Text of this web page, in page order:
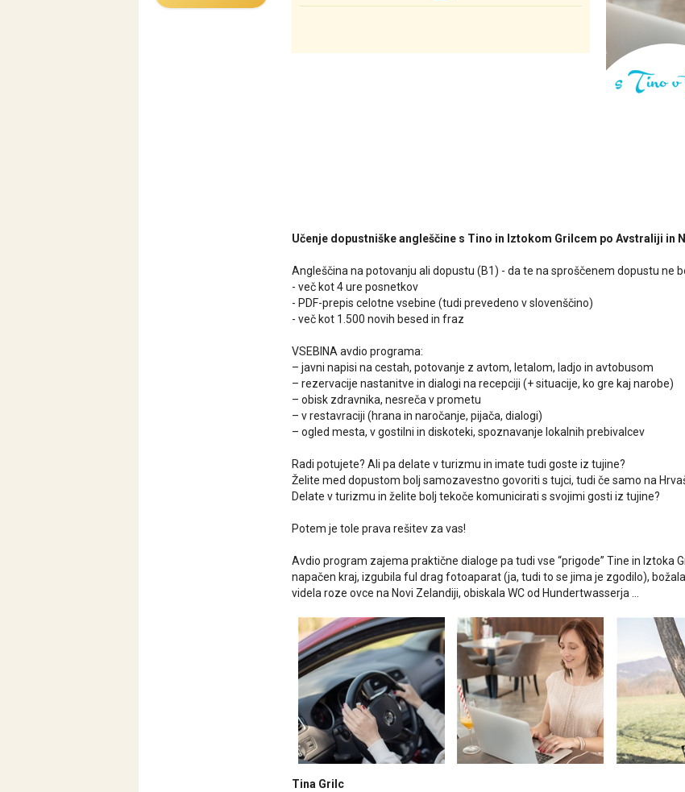
Učenje dopustniške angleščine s Tino in Iztokom Grilcem po Avstraliji in
Angleščina na potovanju ali dopustu (B1) - da te na sproščenem dopustu ne
- več kot 4 ure posnetkov
- PDF-prepis celotne vsebine (tudi prevedeno v slovenščino)
- več kot 1.500 novih besed in fraz
VSEBINA avdio programa:
– javni napisi na cestah, potovanje z avtom, letalom, ladjo in avtobusom
– rezervacije nastanitve in dialogi na recepciji (+ situacije, ko gre kaj narobe)
– obisk zdravnika, nesreča v prometu
– v restavraciji (hrana in naročanje, pijača, dialogi)
– ogled mesta, v gostilni in diskoteki, spoznavanje lokalnih prebivalcev
Radi potujete? Ali pa delate v turizmu in imate tudi goste iz tujine?
Želite med dopustom bolj samozavestno govoriti s tujci, tudi če samo na
Delate v turizmu in želite bolj tekoče komunicirati s svojimi gosti iz tujine?
Potem je tole prava rešitev za vas!
Avdio program zajema praktične dialoge pa tudi vse “prigode” Tine in Iztoka
napačen kraj, izgubila ful drag fotoaparat (ja, tudi to se jima je zgodilo),
videla roze ovce na Novi Zelandiji, obiskala WC od Hundertwasserja …
Tina Grilc